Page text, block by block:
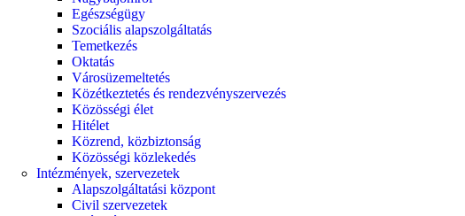
Egészségügy
Szociális alapszolgáltatás​
Temetkezés
Oktatás
Városüzemeltetés
Közétkeztetés és rendezvényszervezés
Közösségi élet​
Hitélet
Közrend, közbiztonság
Közösségi közlekedés
Intézmények, szervezetek
Alapszolgáltatási központ
Civil szervezetek